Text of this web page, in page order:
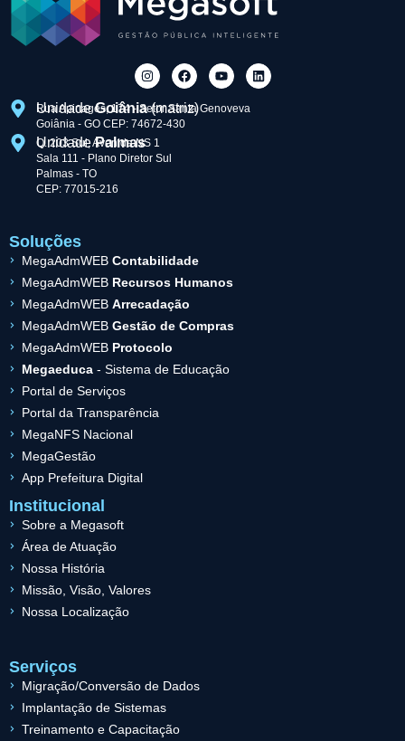
UnidadeGoiânia(matriz)
Rua Apinagés, 174 - Setor Santa Genoveva
Goiânia - GO CEP: 74672-430
UnidadePalmas
Q. 203 Sul, Avenida NS 1
Sala 111 - Plano Diretor Sul
Palmas - TO
CEP: 77015-216
Soluções
MegaAdmWEB Contabilidade
MegaAdmWEB Recursos Humanos
MegaAdmWEB Arrecadação
MegaAdmWEB Gestão de Compras
MegaAdmWEB Protocolo
Megaeduca- Sistema de Educação
Portal de Serviços
Portal da Transparência
MegaNFS Nacional
MegaGestão
App Prefeitura Digital
Institucional
Sobre a Megasoft
Área de Atuação
Nossa História
Missão, Visão, Valores
Nossa Localização
Serviços
Migração/Conversão de Dados
Implantação de Sistemas
Treinamento e Capacitação